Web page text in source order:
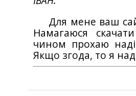
Для мене ваш
Намагаюся
чином прохаю
Якщо згода, то я